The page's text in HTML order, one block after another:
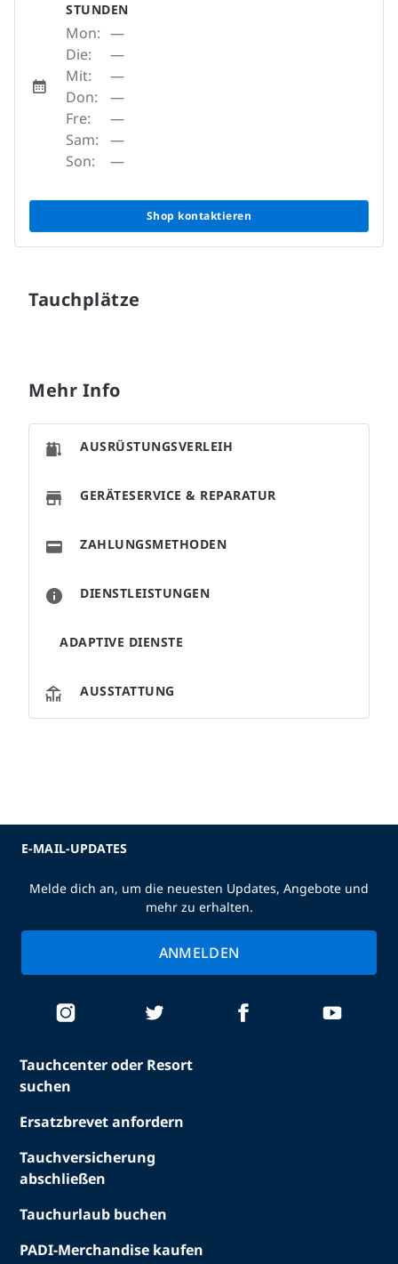
STUNDEN
Mon: —
Die:
—
Mit:
—
Don:
—
Fre:
—
Sam:
—
Son:
—
Shop kontaktieren
Tauchplätze
Mehr Info
DIENSTLEISTUNGEN
ADAPTIVE DIENSTE
AUSSTATTUNG
AUSRÜSTUNGSVERLEIH
GERÄTESERVICE & REPARATUR
ZAHLUNGSMETHODEN
Tauchcenter oder Resort
suchen
Ersatzbrevet anfordern
Tauchversicherung
abschließen
Tauchurlaub buchen
PADI-Merchandise kaufen
E-MAIL-UPDATES
Melde dich an, um die neuesten Updates, Angebote und
mehr zu erhalten.
ANMELDEN